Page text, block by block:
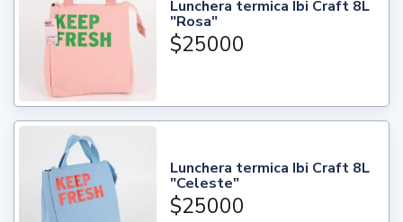
Lunchera termica Ibi Craft 8L
"Rosa"
$25000
Lunchera termica Ibi Craft 8L
"Celeste"
$25000